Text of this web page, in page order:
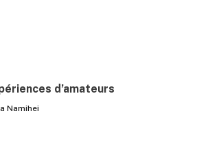
d’amateurs
Namihei